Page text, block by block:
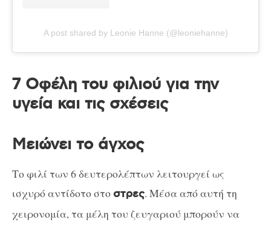
A post shared by Leonie Hanne (@leoniehanne)
7 Οφέλη του φιλιού για την
υγεία και τις σχέσεις
Μειώνει το άγχος
Το φιλί των 6 δευτερολέπτων λειτουργεί ως
ισχυρό αντίδοτο στο στρες. Μέσα από αυτή τη
χειρονομία, τα μέλη του ζευγαριού μπορούν να